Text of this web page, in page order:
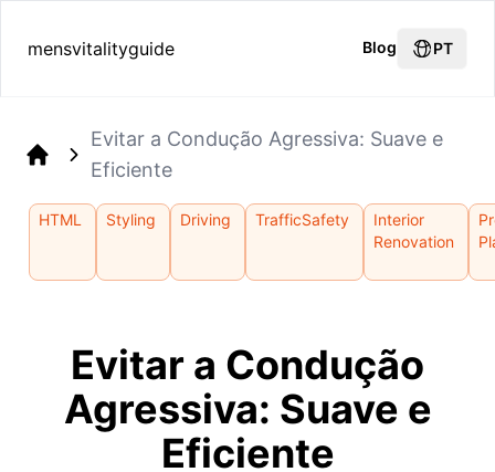
mensvitalityguide Blog PT
Evitar a Condução Agressiva: Suave e
Eficiente
HTML Styling Driving TrafficSafety
Interior
Renovation
Evitar a Condução
Agressiva: Suave e
Eficiente